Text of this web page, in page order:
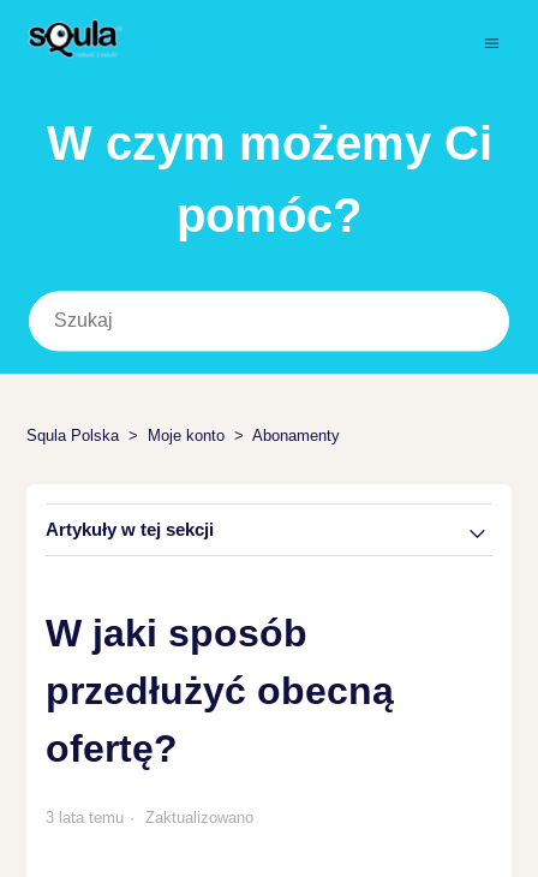
W czym możemy Ci
pomóc?
Squla Polska Moje konto Abonamenty
Artykuły w tej sekcji
W jaki sposób
przedłużyć obecną
ofertę?
3 lata temu Zaktualizowano